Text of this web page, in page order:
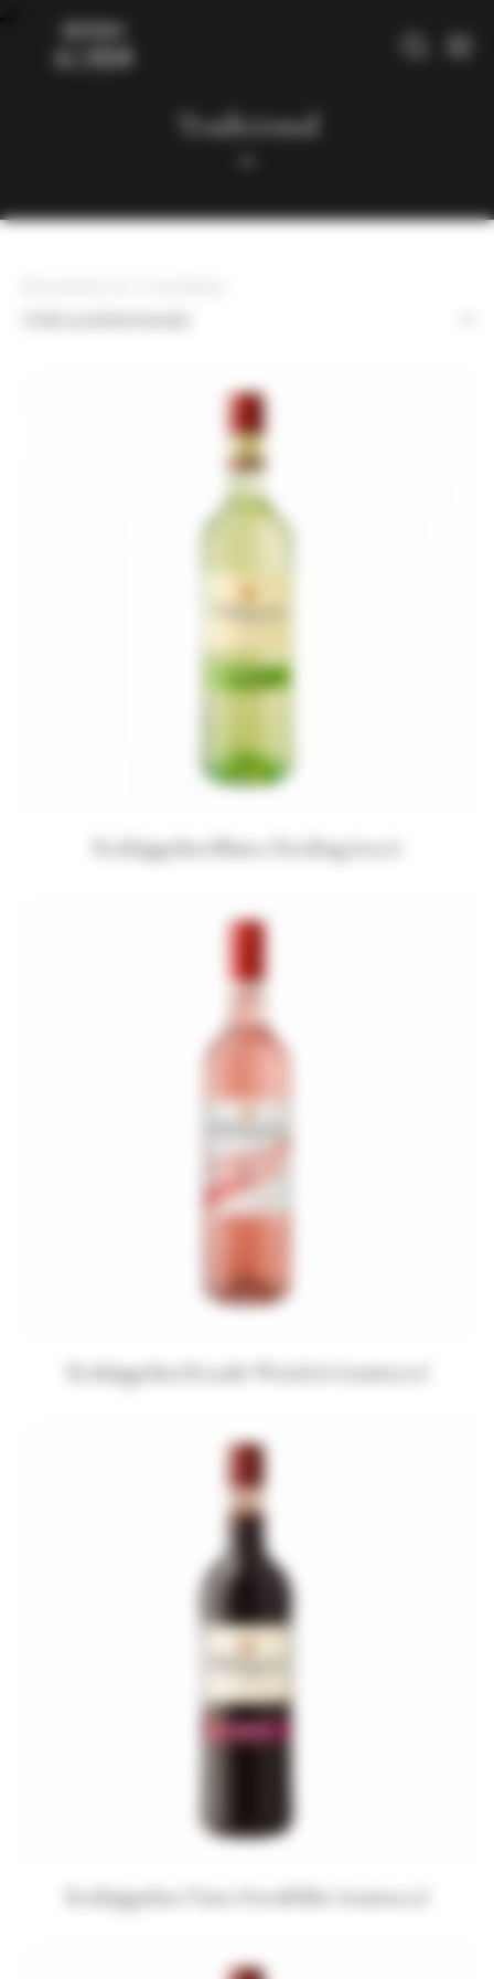
Tradicional
Rotkäppchen Blanco Riesling (seco)
Rotkäppchen Rosado WeinZeit (semiseco)
Rotkäppchen Tinto Dornfelder (semiseco)